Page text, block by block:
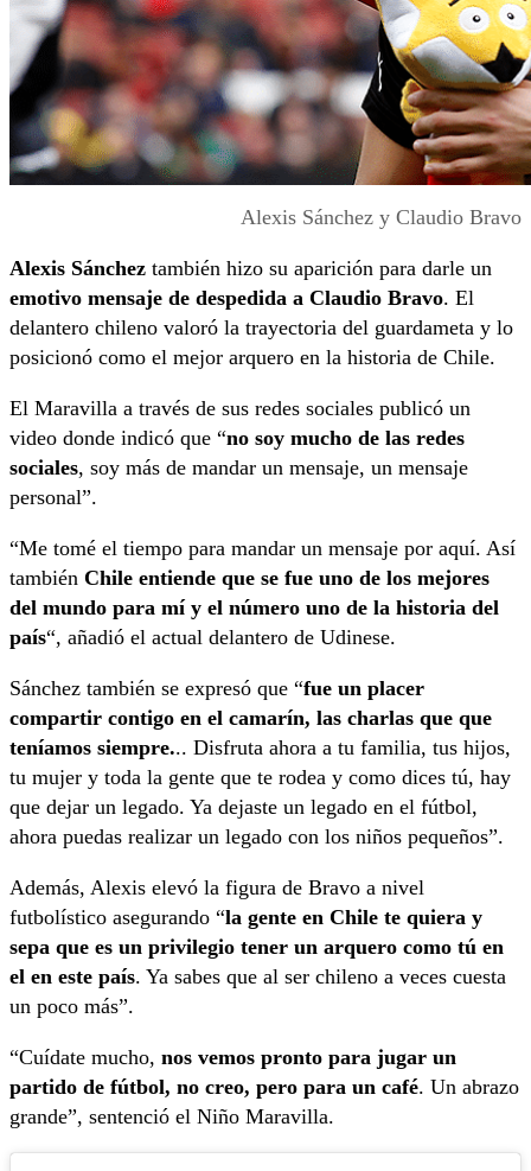
Alexis Sánchez y Claudio Bravo
Alexis Sánchez también hizo su aparición para darle un
emotivo mensaje de despedida a Claudio Bravo. El
delantero chileno valoró la trayectoria del guardameta y lo
posicionó como el mejor arquero en la historia de Chile.
El Maravilla a través de sus redes sociales publicó un
video donde indicó que “no soy mucho de las redes
sociales, soy más de mandar un mensaje, un mensaje
personal”.
“Me tomé el tiempo para mandar un mensaje por aquí. Así
también Chile entiende que se fue uno de los mejores
del mundo para mí y el número uno de la historia del
país“, añadió el actual delantero de Udinese.
Sánchez también se expresó que “fue un placer
compartir contigo en el camarín, las charlas que que
teníamos siempre... Disfruta ahora a tu familia, tus hijos,
tu mujer y toda la gente que te rodea y como dices tú, hay
que dejar un legado. Ya dejaste un legado en el fútbol,
ahora puedas realizar un legado con los niños pequeños”.
Además, Alexis elevó la figura de Bravo a nivel
futbolístico asegurando “la gente en Chile te quiera y
sepa que es un privilegio tener un arquero como tú en
el en este país. Ya sabes que al ser chileno a veces cuesta
un poco más”.
“Cuídate mucho, nos vemos pronto para jugar un
partido de fútbol, no creo, pero para un café. Un abrazo
grande”, sentenció el Niño Maravilla.